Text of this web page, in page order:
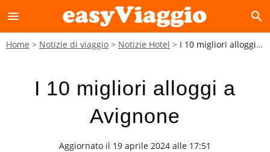
menu search
Home Notizie di viaggio Notizie Hotel I 10 migliori alloggi a Avignone
I 10 migliori alloggi a
Avignone
Aggiornato il 19 aprile 2024 alle 17:51